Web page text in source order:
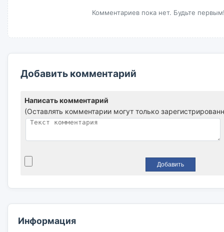
Комментариев пока нет. Будьте
Добавить комментарий
Написать комментарий
(Оставлять комментарии могут только
Информация